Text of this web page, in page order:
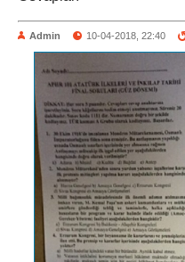
Admin 10-04-2018, 22:40